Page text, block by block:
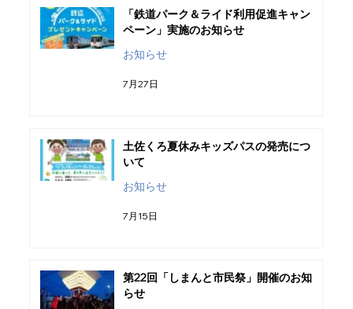
「鉄道パーク＆ライド利用促進キャン
ペーン」実施のお知らせ
お知らせ
7月27日
土佐くろ夏休みキッズパスの発売につ
いて
お知らせ
7月15日
第22回「しまんと市民祭」開催のお知
らせ